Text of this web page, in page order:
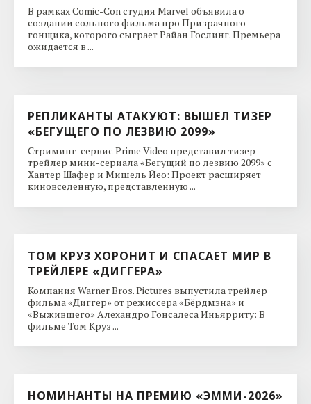
В рамках Comic-Con студия Marvel объявила о
создании сольного фильма про Призрачного
гонщика, которого сыграет Райан Гослинг. Премьера
ожидается в ...
РЕПЛИКАНТЫ АТАКУЮТ: ВЫШЕЛ ТИЗЕР
«БЕГУЩЕГО ПО ЛЕЗВИЮ 2099»
Стриминг-сервис Prime Video представил тизер-
трейлер мини-сериала «Бегущий по лезвию 2099» с
Хантер Шафер и Мишель Йео: Проект расширяет
киновселенную, представленную ...
ТОМ КРУЗ ХОРОНИТ И СПАСАЕТ МИР В
ТРЕЙЛЕРЕ «ДИГГЕРА»
Компания Warner Bros. Pictures выпустила трейлер
фильма «Диггер» от режиссера «Бёрдмэна» и
«Выжившего» Алехандро Гонсалеса Иньярриту: В
фильме Том Круз ...
НОМИНАНТЫ НА ПРЕМИЮ «ЭММИ-2026»